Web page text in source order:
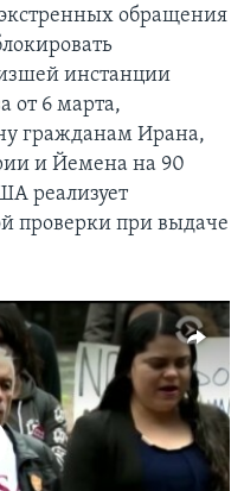
обращения
инстанции
от 6 марта,
гражданам Ирана,
и Йемена на 90
реализует
проверки при выдаче
available